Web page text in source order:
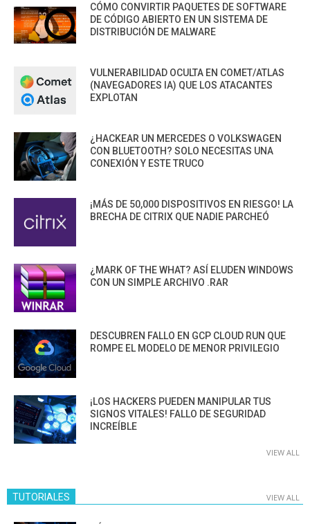
CÓMO CONVIRTIR PAQUETES DE SOFTWARE
DE CÓDIGO ABIERTO EN UN SISTEMA DE
DISTRIBUCIÓN DE MALWARE
VULNERABILIDAD OCULTA EN COMET/ATLAS
(NAVEGADORES IA) QUE LOS ATACANTES
EXPLOTAN
¿HACKEAR UN MERCEDES O VOLKSWAGEN
CON BLUETOOTH? SOLO NECESITAS UNA
CONEXIÓN Y ESTE TRUCO
¡MÁS DE 50,000 DISPOSITIVOS EN RIESGO! LA
BRECHA DE CITRIX QUE NADIE PARCHEÓ
¿MARK OF THE WHAT? ASÍ ELUDEN WINDOWS
CON UN SIMPLE ARCHIVO .RAR
DESCUBREN FALLO EN GCP CLOUD RUN QUE
ROMPE EL MODELO DE MENOR PRIVILEGIO
¡LOS HACKERS PUEDEN MANIPULAR TUS
SIGNOS VITALES! FALLO DE SEGURIDAD
INCREÍBLE
VIEW ALL
TUTORIALES VIEW ALL